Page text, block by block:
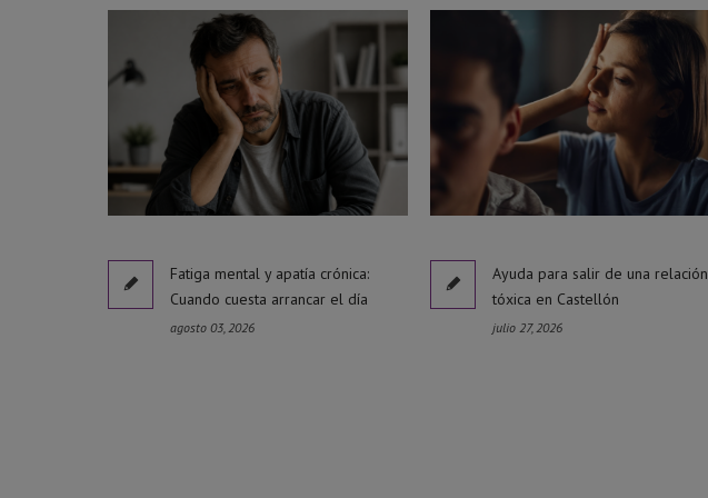
Fatiga mental y apatía crónica:
Cuando cuesta arrancar el día
agosto 03, 2026
Ayuda para salir de una relación
tóxica en Castellón
julio 27, 2026